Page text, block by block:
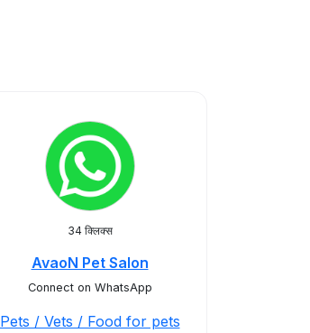
34 क्लिक्स
AvaoN Pet Salon
Connect on WhatsApp
Pets / Vets / Food for pets